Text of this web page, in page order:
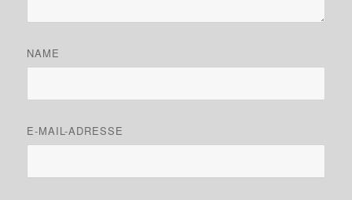
NAME
E-MAIL-ADRESSE